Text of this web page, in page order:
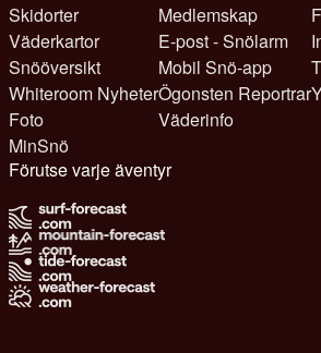
Skidorter
Väderkartor
Snööversikt
Whiteroom Nyheter
Foto
MinSnö
Medlemskap
E-post - Snölarm
Mobil Snö-app
Ögonsten Reportrar
Väderinfo
Förutse varje äventyr